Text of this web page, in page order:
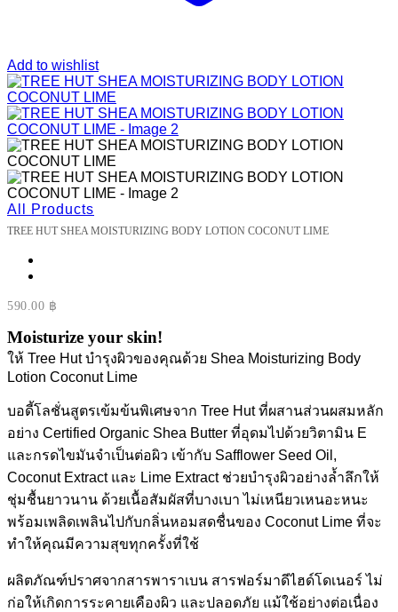
Add to wishlist
All Products
TREE HUT SHEA MOISTURIZING BODY LOTION COCONUT LIME
590.00 ฿
Moisturize your skin!
ให้ Tree Hut บำรุงผิวของคุณด้วย Shea Moisturizing Body
Lotion Coconut Lime
บอดี้โลชั่นสูตรเข้มข้นพิเศษจาก Tree Hut ที่ผสานส่วนผสมหลัก
อย่าง Certified Organic Shea Butter ที่อุดมไปด้วยวิตามิน E
และกรดไขมันจำเป็นต่อผิว เข้ากับ Safflower Seed Oil,
Coconut Extract และ Lime Extract ช่วยบำรุงผิวอย่างล้ำลึกให้
ชุ่มชื้นยาวนาน ด้วยเนื้อสัมผัสที่บางเบา ไม่เหนียวเหนอะหนะ
พร้อมเพลิดเพลินไปกับกลิ่นหอมสดชื่นของ Coconut Lime ที่จะ
ทำให้คุณมีความสุขทุกครั้งที่ใช้
ผลิตภัณฑ์ปราศจากสารพาราเบน สารฟอร์มาดีไฮด์โดเนอร์ ไม่
ก่อให้เกิดการระคายเคืองผิว และปลอดภัย แม้ใช้อย่างต่อเนื่อง